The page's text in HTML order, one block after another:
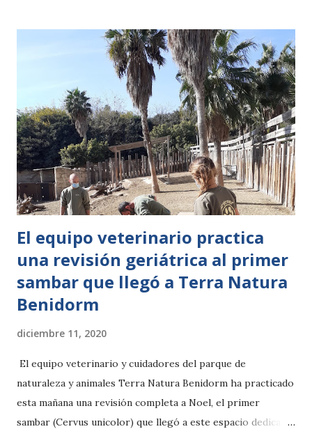
nos identificamos con ellas, con sus productos, con sus
valores. Algunas son verdadera historia para nuestra
sociedad, abarcando ya a varias generaciones. En este
contexto, BIOPARC muestra su satisfacción por haber sido
incluido entre una selección de 72 reconocidas marcas
nacionales e internacionales que integran el juego de mesa
“A Sus Marcas”. Recomendado a partir de 7 años, pueden
participar de 2 a 5 jugadores y es ideal para compartir en
familia, pues gana el más rápido y expert...
El equipo veterinario practica
una revisión geriátrica al primer
sambar que llegó a Terra Natura
Benidorm
diciembre 11, 2020
El equipo veterinario y cuidadores del parque de
naturaleza y animales Terra Natura Benidorm ha practicado
esta mañana una revisión completa a Noel, el primer
sambar (Cervus unicolor) que llegó a este espacio dedicado